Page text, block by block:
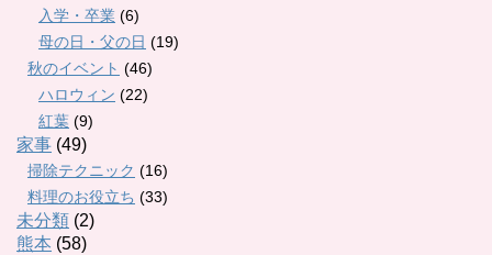
入学・卒業 (6)
母の日・父の日 (19)
秋のイベント (46)
ハロウィン (22)
紅葉 (9)
家事 (49)
掃除テクニック (16)
料理のお役立ち (33)
未分類 (2)
熊本 (58)